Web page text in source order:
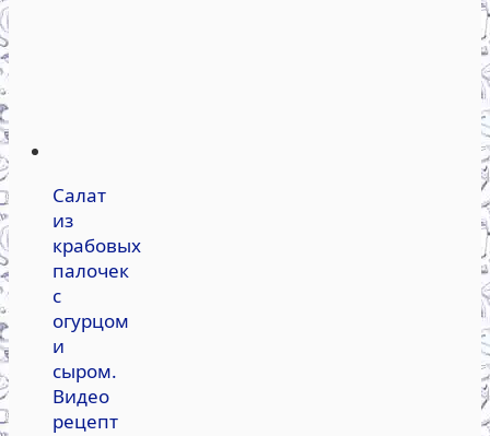
Салат
из
крабовых
палочек
с
огурцом
и
сыром.
Видео
рецепт